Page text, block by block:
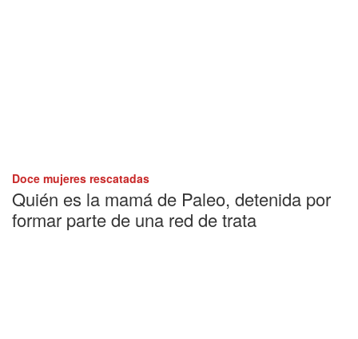
Doce mujeres rescatadas
Quién es la mamá de Paleo, detenida por
formar parte de una red de trata